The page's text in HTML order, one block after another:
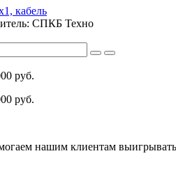
СПКБ Техно
руб.
руб.
нашим клиентам